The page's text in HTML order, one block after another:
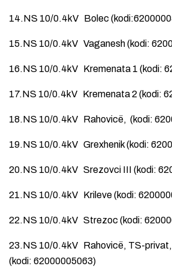
14.NS 10/0.4kV Bolec
15.NS 10/0.4kV Vaganesh (kodi:
16.NS 10/0.4kV Kremenata 1 (kodi:
17.NS 10/0.4kV Kremenata 2 (kodi:
18.NS 10/0.4kV Rahovicë, (kodi:
19.NS 10/0.4kV Grexhenik (kodi:
20.NS 10/0.4kV Srezovci III (kodi:
21.NS 10/0.4kV Krileve (kodi:
22.NS 10/0.4kV Strezoc (kodi:
23.NS 10/0.4kV Rahovicë, TS-privat,
(kodi: 62000005063)